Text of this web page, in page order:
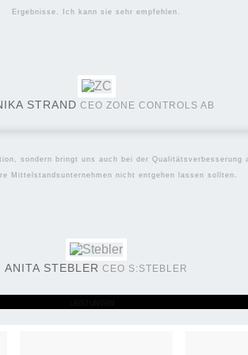
Ergebnisse. Ich kann sie sehr empfehlen.
STRAND CEO ZONE CONTROLS AB
sondern bringt uns auch bei der
Mittelstandsunternehmen nicht entgehen lassen sollten.
ANITA STEBLER CEO S:STEBLER